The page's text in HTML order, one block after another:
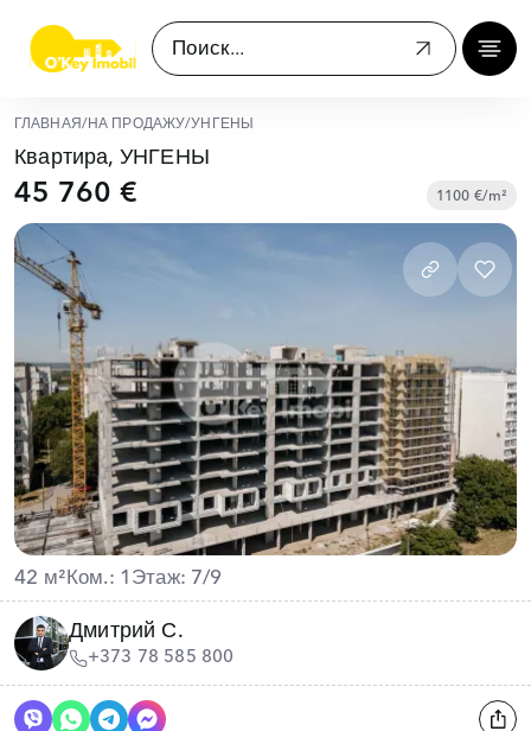
ГЛАВНАЯ/ НА ПРОДАЖУ/УНГЕНЫ
Квартира, УНГЕНЫ
45 760 € 1100 €/m²
42 м² Ком.: 1 Этаж: 7/9
Дмитрий С.
+373 78 585 800